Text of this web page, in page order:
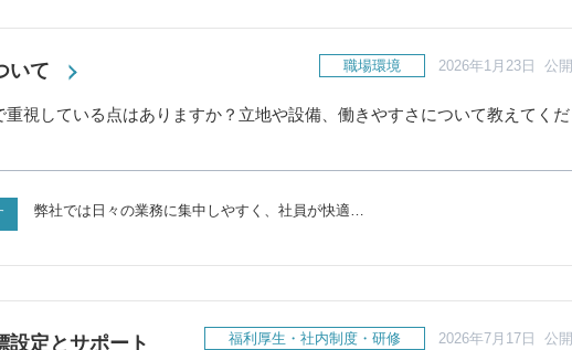
いて 職場環境 2026年1月23日 公開
重視している点はありますか？立地や設備、働きやすさについて教えてくだ
弊社では日々の業務に集中しやすく、社員が快適…
設定とサポート
福利厚生・社内制度・研修 2026年7月17日 公開